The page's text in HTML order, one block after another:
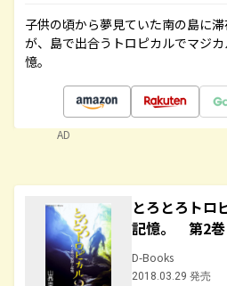
子供の頃から夢見ていた南の島に
が、島で出合うトロピカルでマジ
憶。
AD
とろとろト
記憶。 第2巻
D-Books
2018.03.29 発売